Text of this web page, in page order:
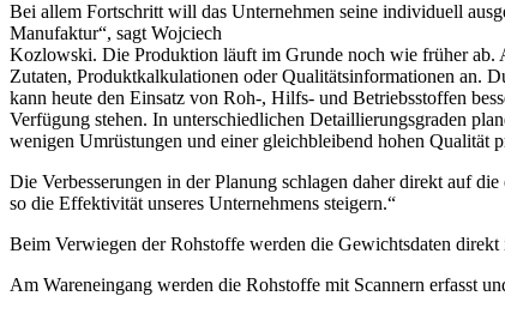
Bei allem Fortschritt will das Unternehmen seine individuell
Manufaktur“, sagt Wojciech
Kozlowski. Die Produktion läuft im Grunde noch wie früher ab.
Zutaten, Produktkalkulationen oder Qualitätsinformationen an.
kann heute den Einsatz von Roh-, Hilfs- und Betriebsstoffen
Verfügung stehen. In unterschiedlichen Detaillierungsgraden
wenigen Umrüstungen und einer gleichbleibend hohen Qualität
Die Verbesserungen in der Planung schlagen daher direkt auf
so die Effektivität unseres Unternehmens steigern.“
Beim Verwiegen der Rohstoffe werden die Gewichtsdaten direkt
Am Wareneingang werden die Rohstoffe mit Scannern erfasst